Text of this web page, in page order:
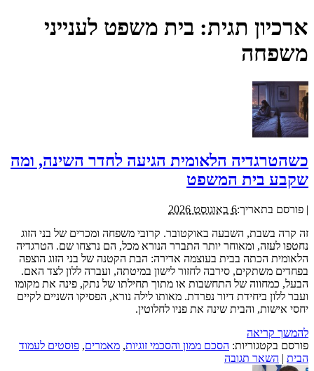
ארכיון תגית: בית משפט לענייני
משפחה
כשהטרגדיה הלאומית הגיעה לחדר השינה, ומה
שקבע בית המשפט
| פורסם בתאריך:6 באוגוסט 2026
זה קרה בשבת, השבעה באוקטובר. קרובי משפחה ומכרים של בני הזוג
נחטפו לעזה, ומאוחר יותר התברר הנורא מכל, הם נרצחו שם. הטרגדיה
הלאומית הכתה בבית בעוצמה אדירה: הבת הקטנה של בני הזוג הוצפה
בפחדים משתקים, סירבה לחזור לישון במיטתה, ועברה ללון לצד האם.
הבעל, כמחווה של התחשבות או מתוך תחילתו של נתק, פינה את מקומו
ועבר ללון ביחידת דיור נפרדת. מאותו לילה נורא, הפסיקו השניים לקיים
יחסי אישות, והבית שינה את פניו לחלוטין.
להמשך קריאה
פורסם בקטגוריות: הסכם ממון והסכמי זוגיות, מאמרים, פוסטים לעמוד
הבית | השאר תגובה